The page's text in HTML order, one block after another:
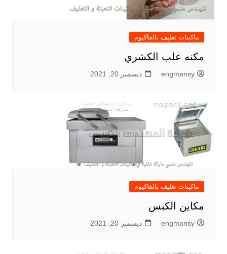
ماكينات تغليف بالفاكيوم
مكنه علب الكشري
engmansy ديسمبر 20, 2021
ماكينات تغليف بالفاكيوم
مكاين الكبس
engmansy ديسمبر 20, 2021